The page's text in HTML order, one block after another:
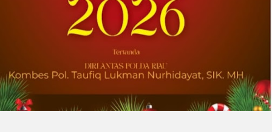
2026-07-31 22:21:10| Source:
Lantronix dan Swarmer Berkolaborasi
Kustom untuk Sistem Pesawat Udara
Nirawak (UAS) Grup 1
IRVINE, California, Aug. 01, 2026 (GLOBE
NEWSWIRE) -- Lantronix Inc. (Nasdaq: LTRX),
penyedia global solusi Edge AI dan Industrial